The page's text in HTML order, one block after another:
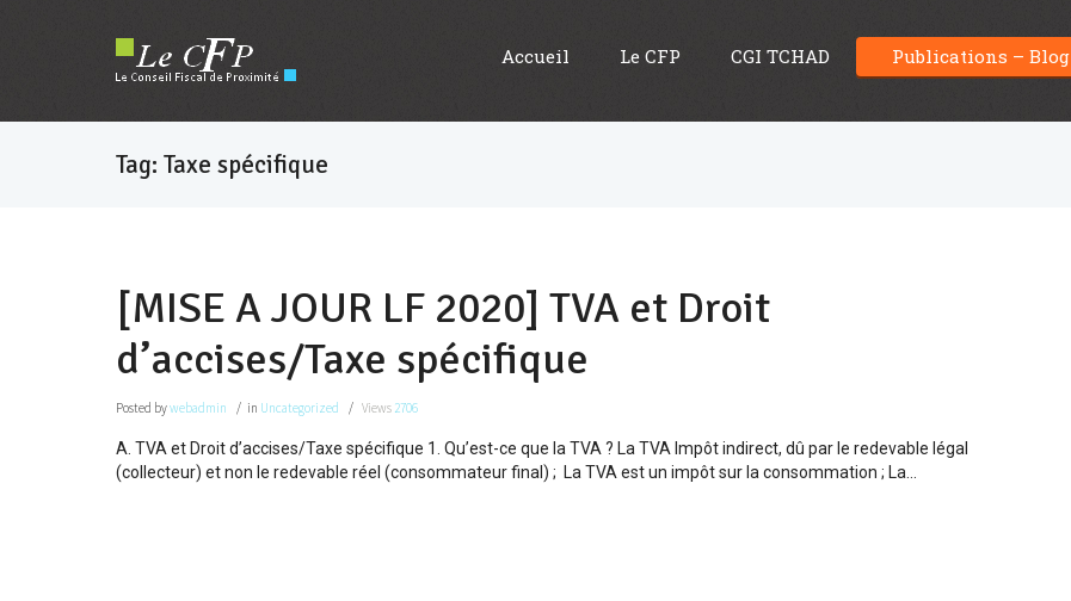
Accueil Le CFP CGI TCHAD Publications – Blog
Tag: Taxe spécifique
[MISE A JOUR LF 2020] TVA et Droit
d’accises/Taxe spécifique
Posted bywebadmin in Uncategorized Views 2706
A. TVA et Droit d’accises/Taxe spécifique 1. Qu’est-ce que la TVA ? La TVA Impôt indirect, dû par le redevable légal
(collecteur) et non le redevable réel (consommateur final) ; La TVA est un impôt sur la consommation ; La...